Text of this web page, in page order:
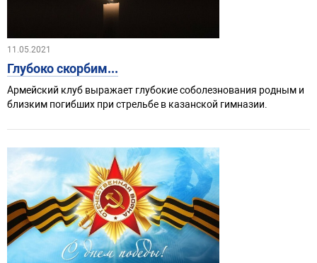
11.05.2021
Глубоко скорбим...
Армейский клуб выражает глубокие соболезнования родным и
близким погибших при стрельбе в казанской гимназии.